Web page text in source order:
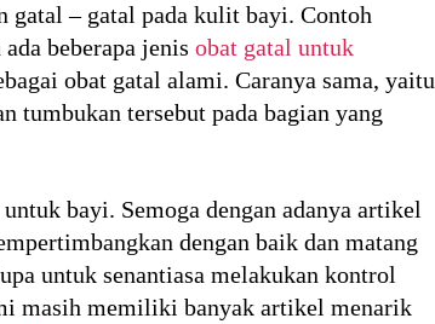
gatal – gatal pada kulit bayi. Contoh
beberapa jenis obat gatal untuk
obat gatal alami. Caranya sama, yaitu
tumbukan tersebut pada bagian yang
bayi. Semoga dengan adanya artikel
dengan baik dan matang
untuk senantiasa melakukan kontrol
masih memiliki banyak artikel menarik